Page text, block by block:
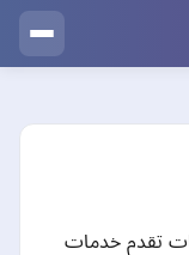
تقدم خدمات